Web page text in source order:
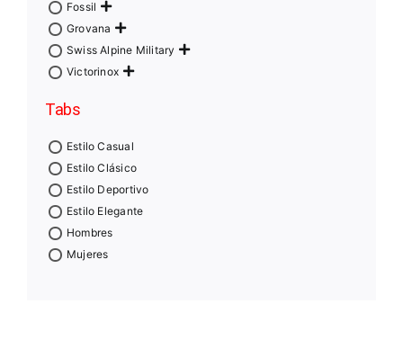
Fossil
Grovana
Swiss Alpine Military
Victorinox
Tabs
Estilo Casual
Estilo Clásico
Estilo Deportivo
Estilo Elegante
Hombres
Mujeres